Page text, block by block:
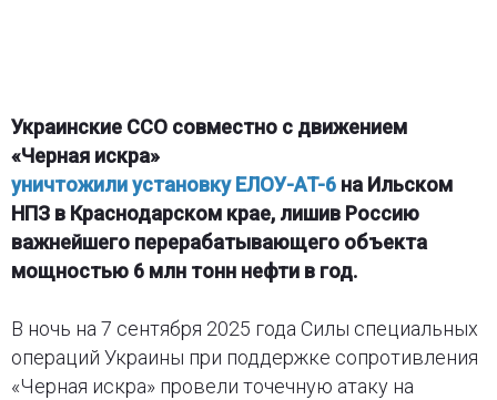
Украинские ССО совместно с движением
«Черная искра»
уничтожили установку ЕЛОУ-AT-6на Ильском
НПЗ в Краснодарском крае, лишив Россию
важнейшего перерабатывающего объекта
мощностью 6 млн тонн нефти в год.
В ночь на 7 сентября 2025 года Силы специальных
операций Украины при поддержке сопротивления
«Черная искра» провели точечную атаку на